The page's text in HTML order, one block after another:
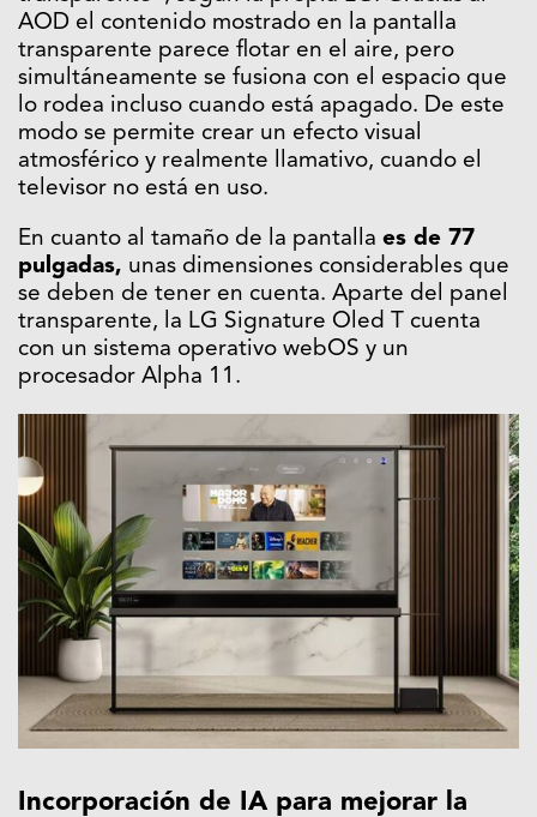
AOD el contenido mostrado en la pantalla
transparente parece flotar en el aire, pero
simultáneamente se fusiona con el espacio que
lo rodea incluso cuando está apagado. De este
modo se permite crear un efecto visual
atmosférico y realmente llamativo, cuando el
televisor no está en uso.
En cuanto al tamaño de la pantalla es de 77
pulgadas, unas dimensiones considerables que
se deben de tener en cuenta. Aparte del panel
transparente, la LG Signature Oled T cuenta
con un sistema operativo webOS y un
procesador Alpha 11.
Incorporación de IA para mejorar la